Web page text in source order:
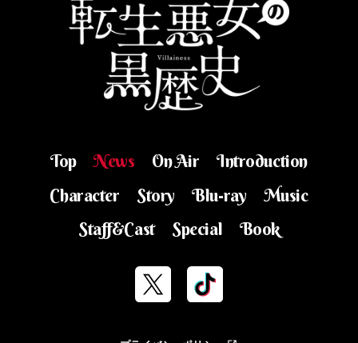
Top News On Air
Introduction
Character
Story Blu-ray
Music
Staff&Cast
Special Book